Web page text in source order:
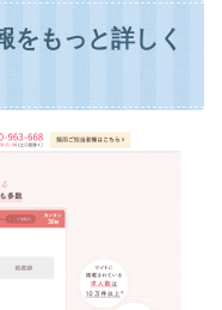
をもっと詳しく